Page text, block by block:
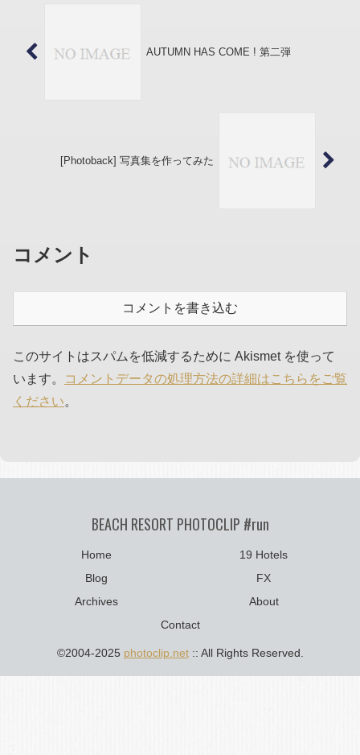
AUTUMN HAS COME ! 第二弾
[Photoback] 写真集を作ってみた
コメント
コメントを書き込む
このサイトはスパムを低減するために Akismet を使って
います。
コメントデータの処理方法の詳細はこちらをご覧
ください。
BEACH RESORT PHOTOCLIP #run
Home
19 Hotels
Blog
FX
Archives
About
Contact
©2004-2025 photoclip.net:: All Rights Reserved.